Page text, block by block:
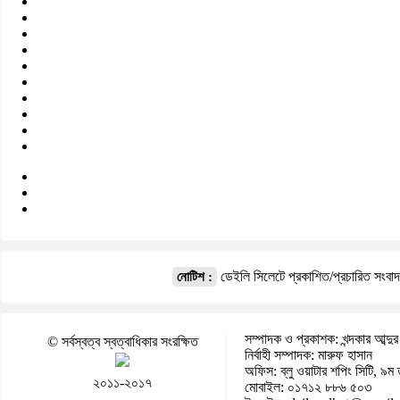
নোটিশ : ডেইলি সিলেটে প্রকাশিত/প্রচারিত
© সর্বস্বত্ব স্বত্বাধিকার সংরক্ষিত
২০১১-২০১৭
সম্পাদক ও প্রকাশক: খন্দকার আব্দুর
নির্বাহী সম্পাদক: মারুফ হাসান
অফিস: ব্লু ওয়াটার শপিং সিটি, ৯ম
মোবাইল: ০১৭১২ ৮৮৬ ৫০৩